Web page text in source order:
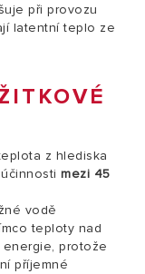
při provozu
latentní teplo ze
z hlediska
mezi 45
vodě
teploty nad
energie, protože
příjemné